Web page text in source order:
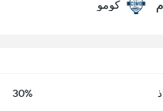
كومو
30%